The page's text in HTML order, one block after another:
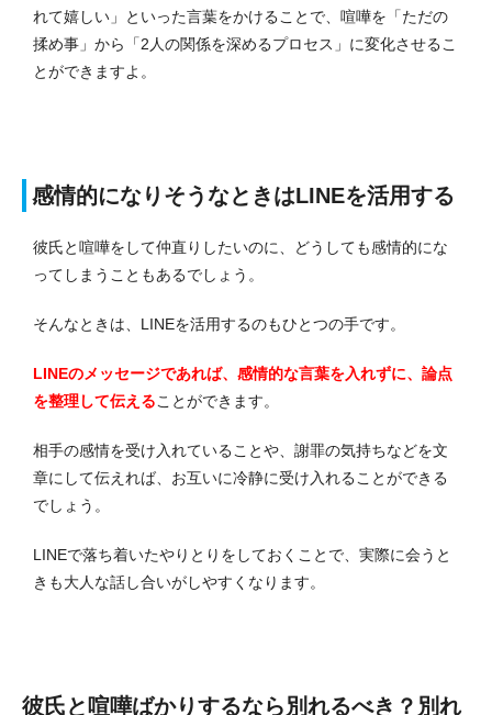
れて嬉しい」といった言葉をかけることで、喧嘩を「ただの
揉め事」から「2人の関係を深めるプロセス」に変化させるこ
とができますよ。
感情的になりそうなときはLINEを活用する
彼氏と喧嘩をして仲直りしたいのに、どうしても感情的にな
ってしまうこともあるでしょう。
そんなときは、LINEを活用するのもひとつの手です。
LINEのメッセージであれば、感情的な言葉を入れずに、論点
を整理して伝えることができます。
相手の感情を受け入れていることや、謝罪の気持ちなどを文
章にして伝えれば、お互いに冷静に受け入れることができる
でしょう。
LINEで落ち着いたやりとりをしておくことで、実際に会うと
きも大人な話し合いがしやすくなります。
彼氏と喧嘩ばかりするなら別れるべき？別れ